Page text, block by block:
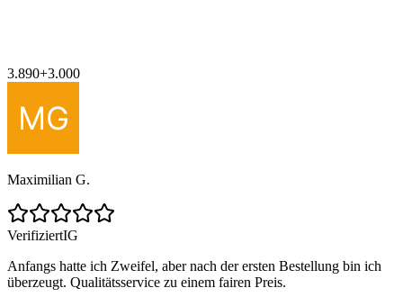
3.890+3.000
Maximilian G.
VerifiziertIG
Anfangs hatte ich Zweifel, aber nach der ersten Bestellung bin ich
überzeugt. Qualitätsservice zu einem fairen Preis.